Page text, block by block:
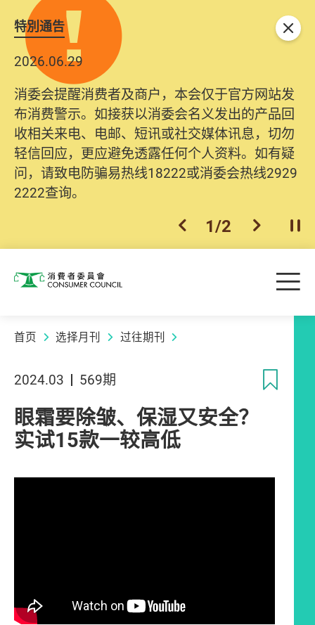
特別通告
2026.06.29
消委会提醒消费者及商户，本会仅于官方网站发
布消费警示。如接获以消委会名义发出的产品回
收相关来电、电邮、短讯或社交媒体讯息，切勿
轻信回应，更应避免透露任何个人资料。如有疑
问，请致电防骗易热线18222或消委会热线2929
2222查询。
上一个
1/2 下一个开
关闭
消费者委员会 目
首页 选择月刊 过往期刊
2024.03 569期
眼霜要除皱、保湿又安全？
实试15款一较高低